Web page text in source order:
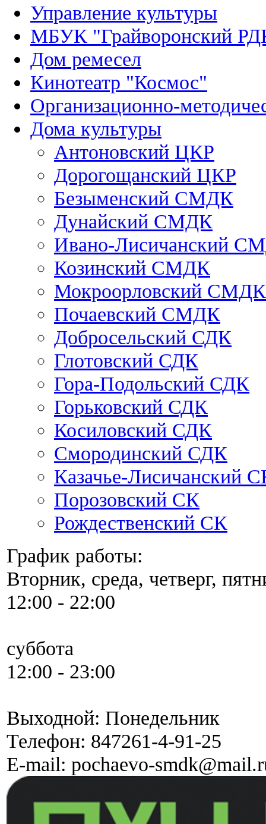
Управление культуры
МБУК "Грайворонский
Дом ремесел
Кинотеатр "Космос"
Организационно-
Дома культуры
Антоновский ЦКР
Дорогощанский ЦКР
Безыменский СМДК
Дунайский СМДК
Ивано-Лисичанский
Козинский СМДК
Мокроорловский СМДК
Почаевский СМДК
Добросельский СДК
Глотовский СДК
Гора-Подольский СДК
Горьковский СДК
Косиловский СДК
Смородинский СДК
Казачье-Лисичанский
Порозовский СК
Рождественский СК
График работы:
Вторник, среда, четверг,
12:00 - 22:00
суббота
12:00 - 23:00
Выходной: Понедельник
Телефон: 847261-4-91-25
E-mail: pochaevo-